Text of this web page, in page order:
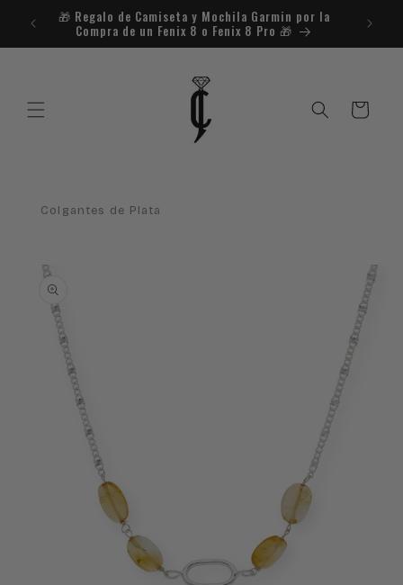
directamente
al contenido
🎁​ Regalo de Camiseta y Mochila Garmin por la
Compra de un Fenix 8 o Fenix 8 Pro 🎁​
Carrito
Colgantes de Plata
directamente
información
del producto